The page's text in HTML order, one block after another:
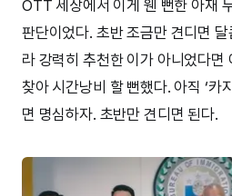
OTT 세상에서 이게 웬 뻔한 아재
판단이었다. 초반 조금만 견디면
라 강력히 추천한 이가 아니었다면
찾아 시간낭비 할 뻔했다. 아직 ‘카
면 명심하자. 초반만 견디면 된다.